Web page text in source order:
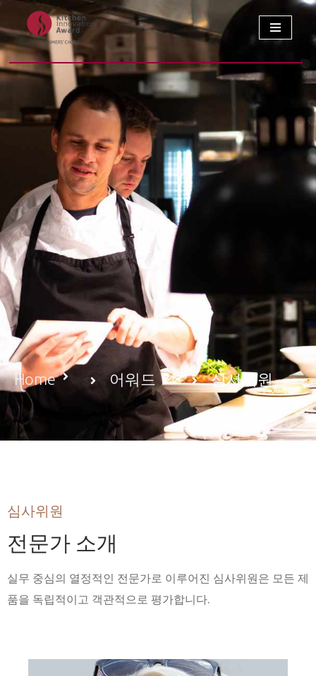
콘
텐
츠
건
너
Home 어워드 심사위원
심사위원
전문가 소개
실무 중심의 열정적인 전문가로 이루어진 심사위원은 모든 제
품을 독립적이고 객관적으로 평가합니다.